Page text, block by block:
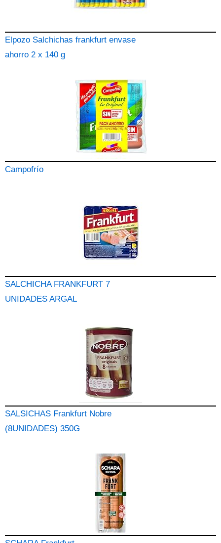
Elpozo Salchichas frankfurt envase
ahorro 2 x 140 g
Campofrío
SALCHICHA FRANKFURT 7
UNIDADES ARGAL
SALSICHAS Frankfurt Nobre
(8UNIDADES) 350G